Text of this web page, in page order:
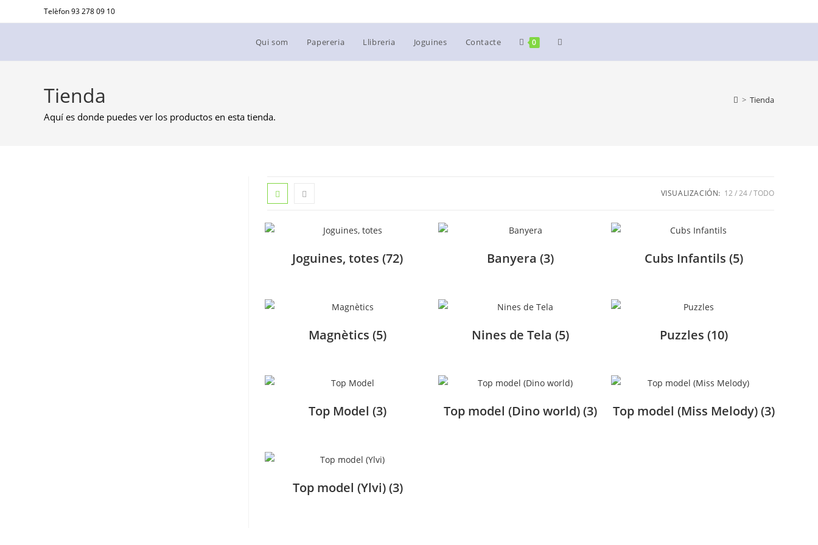
al
Telèfon 93 278 09 10
Qui som Papereria Llibreria Joguines Contacte 0 Alternar
Tienda
Aquí es donde puedes ver los productos en esta tienda.
> Tienda
VISUALIZACIÓN: 12 24 TODO
Joguines, totes(72) Banyera(3) Cubs Infantils (5)
Magnètics(5) Nines de Tela(5) Puzzles (10)
Top Model(3) Top model (Dino world)(3) Top model (Miss Melody)(3)
Top model (Ylvi)(3)